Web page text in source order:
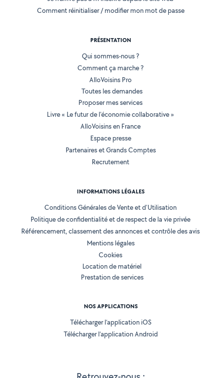
Comment réinitialiser / modifier mon mot de passe
PRÉSENTATION
Qui sommes-nous ?
Comment ça marche ?
AlloVoisins Pro
Toutes les demandes
Proposer mes services
Livre « Le futur de l'économie collaborative »
AlloVoisins en France
Espace presse
Partenaires et Grands Comptes
Recrutement
INFORMATIONS LÉGALES
Conditions Générales de Vente et d'Utilisation
Politique de confidentialité et de respect de la vie privée
Référencement, classement des annonces et contrôle des avis
Mentions légales
Cookies
Location de matériel
Prestation de services
NOS APPLICATIONS
Télécharger l’application iOS
Télécharger l’application Android